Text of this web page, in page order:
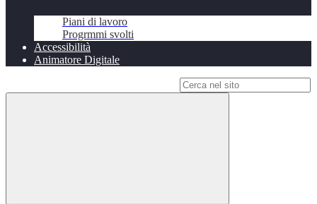
Piani di lavoro
Progrmmi svolti
Accessibilità
Animatore Digitale